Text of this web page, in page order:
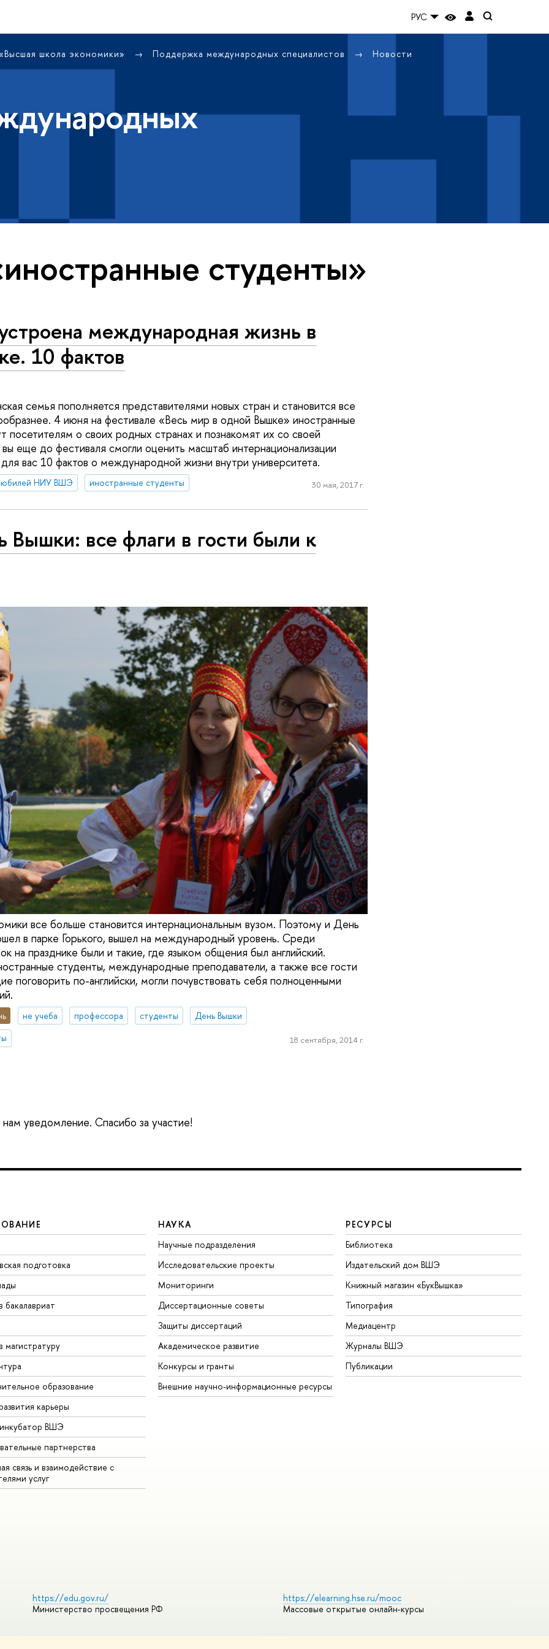
РУС
школа экономики» Поддержка международных специалистов Новости
студенты»
международная жизнь в
10 фактов
семья пополняется представителями новых стран и становится все
4 июня на фестивале «Весь мир в одной Вышке» иностранные
посетителям о своих родных странах и познакомят их со своей
еще до фестиваля смогли оценить масштаб интернационализации
вас 10 фактов о международной жизни внутри университета.
НИУ ВШЭ иностранные студенты 30 мая, 2017 г.
Вышки: все флаги в гости были к
все больше становится интернациональным вузом. Поэтому и День
в парке Горького, вышел на международный уровень. Среди
на празднике были и такие, где языком общения был английский.
студенты, международные преподаватели, а также все гости
поговорить по-английски, могли почувствовать себя полноценными
не учеба профессора студенты
День Вышки
18 сентября, 2014 г.
уведомление. Спасибо за участие!
подготовка
бакалавриат
магистратуру
образование
карьеры
ВШЭ
партнерства
связь и взаимодействие с
услуг
НАУКА
Научные подразделения
Исследовательские проекты
Мониторинги
Диссертационные советы
Защиты диссертаций
Академическое развитие
Конкурсы и гранты
Внешние научно-информационные ресурсы
РЕСУРСЫ
Библиотека
Издательский дом ВШЭ
Книжный магазин «БукВышка»
Типография
Медиацентр
Журналы ВШЭ
Публикации
https://edu.gov.ru/
Министерство просвещения РФ
https://elearning.hse.ru/mooc
Массовые открытые онлайн-курсы